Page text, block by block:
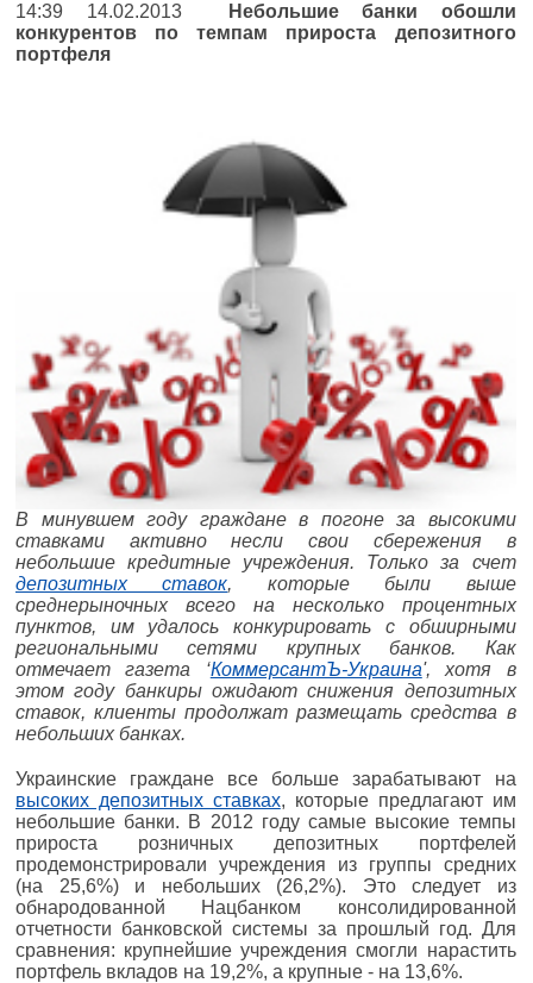
14:39 14.02.2013
Небольшие банки обошли
конкурентов по темпам прироста депозитного
портфеля
В минувшем году граждане в погоне за высокими
ставками активно несли свои сбережения в
небольшие кредитные учреждения. Только за счет
депозитных ставок, которые были выше
среднерыночных всего на несколько процентных
пунктов, им удалось конкурировать с обширными
региональными сетями крупных банков. Как
отмечает газета ‘КоммерсантЪ-Украина', хотя в
этом году банкиры ожидают снижения депозитных
ставок, клиенты продолжат размещать средства в
небольших банках.
Украинские граждане все больше зарабатывают на
высоких депозитных ставках, которые предлагают им
небольшие банки. В 2012 году самые высокие темпы
прироста розничных депозитных портфелей
продемонстрировали учреждения из группы средних
(на 25,6%) и небольших (26,2%). Это следует из
обнародованной Нацбанком консолидированной
отчетности банковской системы за прошлый год. Для
сравнения: крупнейшие учреждения смогли нарастить
портфель вкладов на 19,2%, а крупные - на 13,6%.